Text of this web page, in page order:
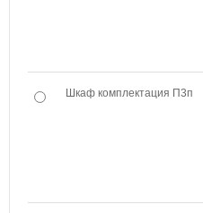
Шкаф комплектация П3п